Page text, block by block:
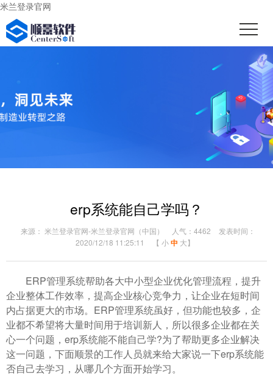
米兰登录官网
erp系统能自己学吗？
来源： 米兰登录官网-米兰登录官网（中国） 人气：4462
发表时间：
2020/12/18 11:25:11
【 小中 大】
ERP管理系统帮助各大中小型企业优化管理流程，提升
企业整体工作效率，提高企业核心竞争力，让企业在短时间
内占据更大的市场。ERP管理系统虽好，但功能也较多，企
业都不希望将大量时间用于培训新人，所以很多企业都在关
心一个问题，erp系统能不能自己学?为了帮助更多企业解决
这一问题，下面顺景的工作人员就来给大家说一下erp系统能
否自己去学习，从哪几个方面开始学习。